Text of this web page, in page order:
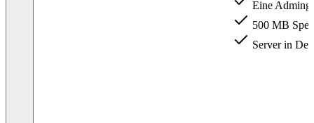
Eine
500 MB
Server in